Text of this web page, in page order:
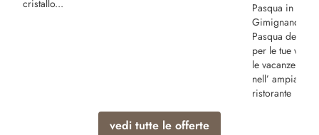
Pasqua in Toscana in Agriturismo San
vedi tutte le offerte